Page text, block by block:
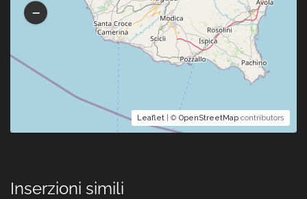
Leaflet | © OpenStreetMap contributors
Inserzioni simili